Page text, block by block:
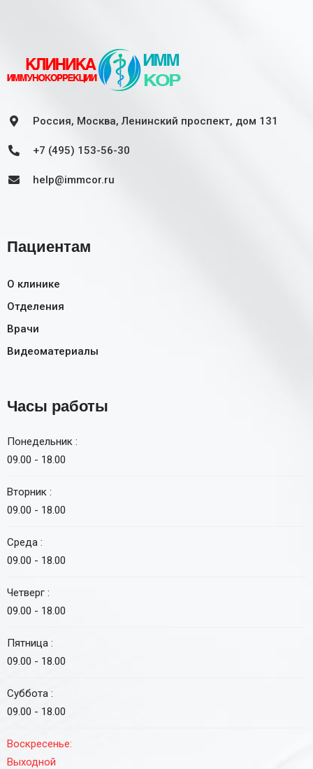
Россия, Москва, Ленинский проспект, дом 131
+7 (495) 153-56-30
help@immcor.ru
Пациентам
О клинике
Отделения
Врачи
Видеоматериалы
Часы работы
Понедельник :
09.00 - 18.00
Вторник :
09.00 - 18.00
Среда :
09.00 - 18.00
Четверг :
09.00 - 18.00
Пятница :
09.00 - 18.00
Суббота :
09.00 - 18.00
Воскресенье:
Выходной